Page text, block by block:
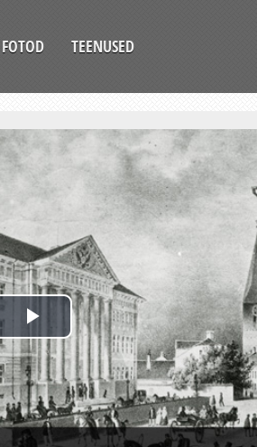
FOTOD TEENUSED
Play
Video